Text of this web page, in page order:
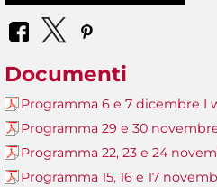
Documenti
Programma 6 e 7 dicembre I
Programma 29 e 30
Programma 22, 23 e 24
Programma 15, 16 e 17